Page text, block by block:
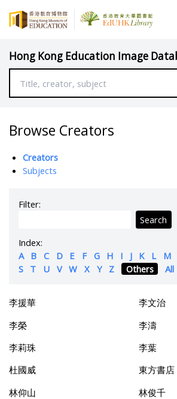
Hong Kong Education Image
Browse Creators
Creators
Subjects
Filter:
Search
Index:
A
B C D E F G H I J K L M
S
T U V W X Y Z Others All
李援華
李文治
李榮
李濤
李莉珠
李葉
杜國威
東方書店
林仰山
林俊千